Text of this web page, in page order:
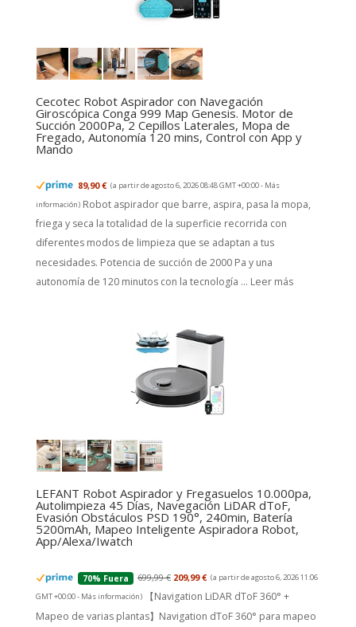
Cecotec Robot Aspirador con Navegación
Giroscópica Conga 999 Map Genesis. Motor de
Succión 2000Pa, 2 Cepillos Laterales, Mopa de
Fregado, Autonomía 120 mins, Control con App y
Mando
89,90 € (a partir de agosto 6, 2026 08:48 GMT +00:00 - Más
información) Robot aspirador que barre, aspira, pasa la mopa,
friega y seca la totalidad de la superficie recorrida con
diferentes modos de limpieza que se adaptan a tus
necesidades. Potencia de succión de 2000 Pa y una
autonomía de 120 minutos con la tecnología ... Leer más
LEFANT Robot Aspirador y Fregasuelos 10.000pa,
Autolimpieza 45 Días, Navegación LiDAR dToF,
Evasión Obstáculos PSD 190°, 240min, Batería
5200mAh, Mapeo Inteligente Aspiradora Robot,
App/Alexa/Iwatch
70% Fuera 699,99 € 209,99 € (a partir de agosto 6, 2026 11:06
GMT +00:00 - Más información)
【Navigation LiDAR dToF 360° +
Mapeo de varias plantas】Navigation dToF 360° para mapeo